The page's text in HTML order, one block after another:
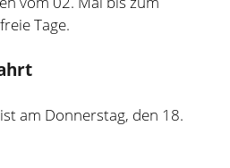
Tage.
am Donnerstag, den 18.